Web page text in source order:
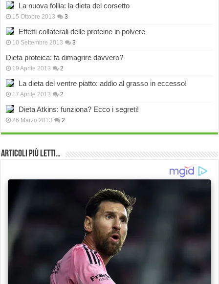
La nuova follia: la dieta del corsetto
15 Ottobre 2013 3
Effetti collaterali delle proteine in polvere
10 Settembre 2013 3
Dieta proteica: fa dimagrire davvero?
19 Aprile 2013 2
La dieta del ventre piatto: addio al grasso in eccesso!
17 Aprile 2013 2
Dieta Atkins: funziona? Ecco i segreti!
26 Marzo 2013 2
Articoli più Letti…